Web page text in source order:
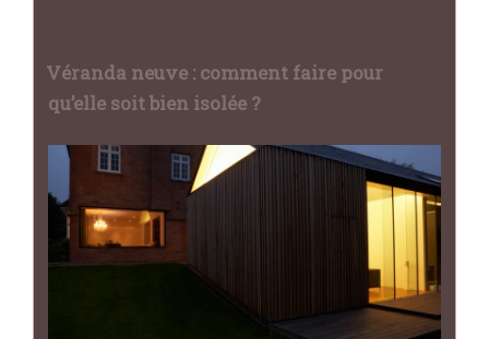
Véranda neuve : comment faire pour
qu’elle soit bien isolée ?